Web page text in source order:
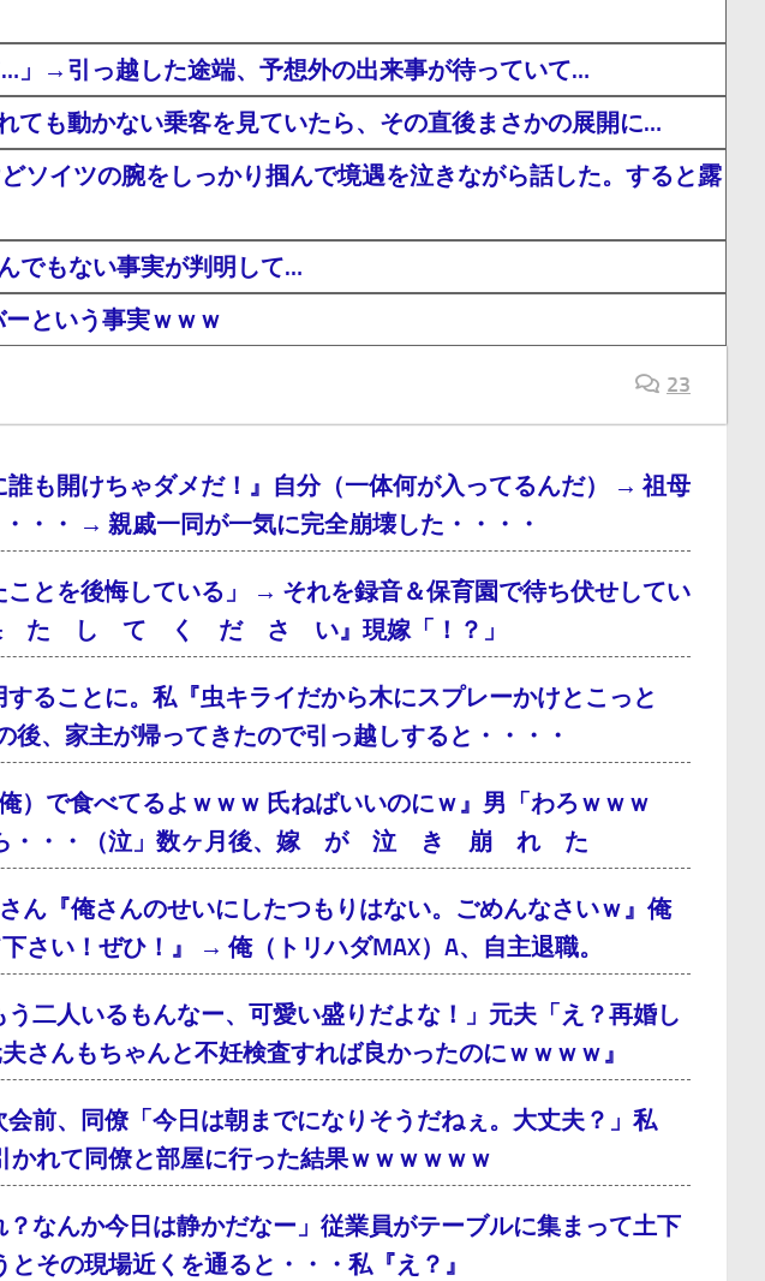
」→引っ越した途端、予想外の出来事が待っていて…
も動かない乗客を見ていたら、その直後まさかの展開に…
ソイツの腕をしっかり掴んで境遇を泣きながら話した。すると露
でもない事実が判明して…
という事実ｗｗｗ
23
も開けちゃダメだ！』自分（一体何が入ってるんだ） → 祖母
・・ → 親戚一同が一気に完全崩壊した・・・・
とを後悔している」 → それを録音＆保育園で待ち伏せしてい
た し て く だ さ い』現嫁「！？」
ることに。私『虫キライだから木にスプレーかけとこっと
、家主が帰ってきたので引っ越しすると・・・・
）で食べてるよｗｗｗ 氏ねばいいのにｗ』男「わろｗｗｗ
ら・・・（泣」数ヶ月後、嫁 が 泣 き 崩 れ た
ん『俺さんのせいにしたつもりはない。ごめんなさいｗ』俺
さい！ぜひ！』 → 俺（トリハダMAX）A、自主退職。
二人いるもんなー、可愛い盛りだよな！」元夫「え？再婚し
さんもちゃんと不妊検査すれば良かったのにｗｗｗｗ』
前、同僚「今日は朝までになりそうだねぇ。大丈夫？」私
かれて同僚と部屋に行った結果ｗｗｗｗｗｗ
なんか今日は静かだなー」従業員がテーブルに集まって土下
その現場近くを通ると・・・私『え？』